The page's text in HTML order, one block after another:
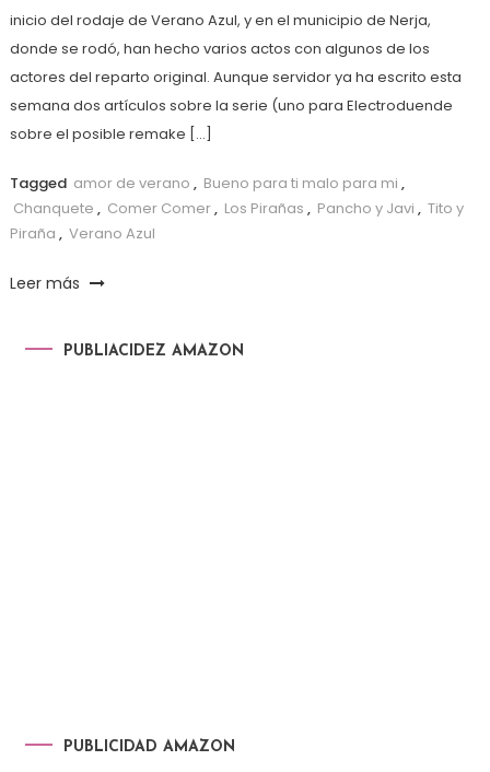
inicio del rodaje de Verano Azul, y en el municipio de Nerja,
donde se rodó, han hecho varios actos con algunos de los
actores del reparto original. Aunque servidor ya ha escrito esta
semana dos artículos sobre la serie (uno para Electroduende
sobre el posible remake […]
Tagged amor de verano , Bueno para ti malo para mi ,
Chanquete , Comer Comer, Los Pirañas , Pancho y Javi , Tito y
Piraña , Verano Azul
Leer más
PUBLIACIDEZ AMAZON
PUBLICIDAD AMAZON